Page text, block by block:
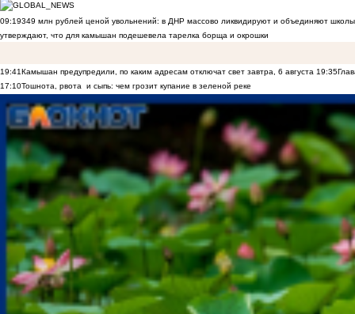
09:19349 млн рублей ценой увольнений: в ДНР массово ликвидируют и объединяют
утверждают, что для камышан подешевела тарелка борща и окрошки
19:41Камышан предупредили, по каким адресам отключат свет завтра, 6 августа 19:35
17:10Тошнота, рвота и сыпь: чем грозит купание в зеленой реке